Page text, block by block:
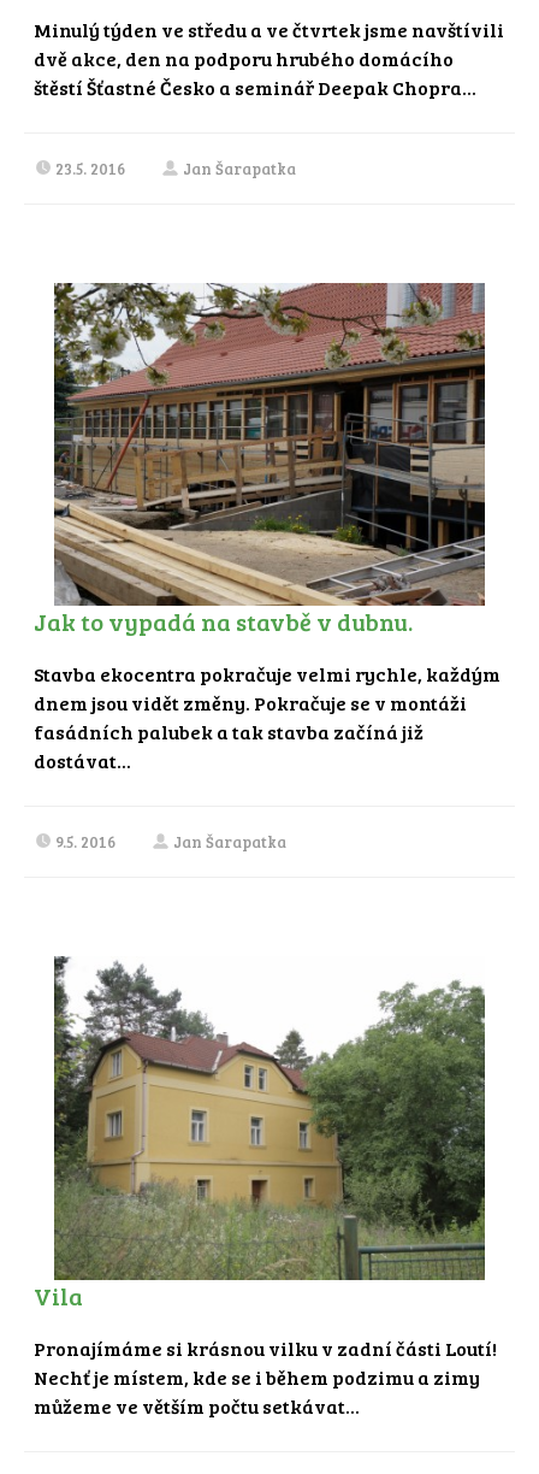
Minulý týden ve středu a ve čtvrtek jsme navštívili
dvě akce, den na podporu hrubého domácího
štěstí Šťastné Česko a seminář Deepak Chopra...
23.5. 2016 Jan Šarapatka
Jak to vypadá na stavbě v dubnu.
Stavba ekocentra pokračuje velmi rychle, každým
dnem jsou vidět změny. Pokračuje se v montáži
fasádních palubek a tak stavba začíná již
dostávat...
9.5. 2016 Jan Šarapatka
Vila
Pronajímáme si krásnou vilku v zadní části Loutí!
Nechť je místem, kde se i během podzimu a zimy
můžeme ve větším počtu setkávat...